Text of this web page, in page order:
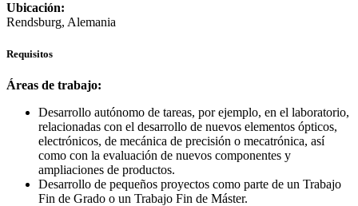
Ubicación:
Rendsburg, Alemania
Requisitos
Áreas de trabajo:
Desarrollo autónomo de tareas, por ejemplo, en el laboratorio,
relacionadas con el desarrollo de nuevos elementos ópticos,
electrónicos, de mecánica de precisión o mecatrónica, así
como con la evaluación de nuevos componentes y
ampliaciones de productos.
Desarrollo de pequeños proyectos como parte de un Trabajo
Fin de Grado o un Trabajo Fin de Máster.